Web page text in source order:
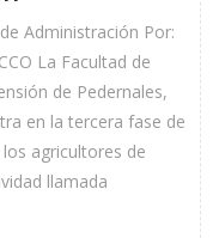
Administración Por:
La Facultad de
de Pedernales,
en la tercera fase de
agricultores de
llamada